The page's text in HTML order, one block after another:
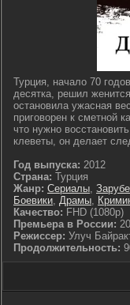
Турция, начало 70
десятка, решил
остановила ужасная
приговорен к сметной
что нужно
клеветы, он делает
Год выпуска: 2012
Страна: Турция
Жанр: Сериалы,
Боевики, Драмы,
Качество: FHD (1080p)
Премьера в России:
Режиссер: Улуч
Продолжительность: